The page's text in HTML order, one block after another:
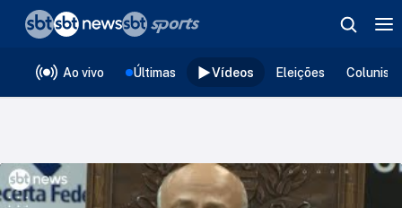
Ao vivo Últimas Vídeos Eleições
❮voltar
Editorias